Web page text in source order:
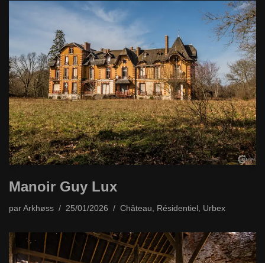
Manoir Guy Lux
par Arkhøss 25/01/2026 Château, Résidentiel , Urbex